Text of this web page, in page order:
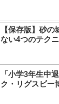
【保存版】砂
ない4つのテク
「小学3年生中
ク・リグスビー